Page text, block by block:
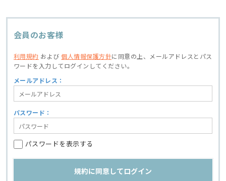
会員のお客様
利用規約 および個人情報保護方針に同意の上、
メールアドレスとパス
ワードを入力してログインしてください。
メールアドレス：
パスワード：
パスワードを表示する